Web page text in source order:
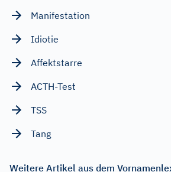
Manifestation
Idiotie
Affektstarre
ACTH-Test
TSS
Tang
Weitere Artikel aus dem